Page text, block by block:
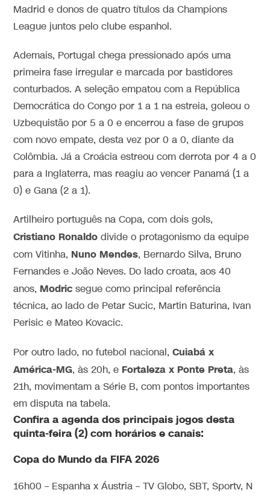
Madrid e donos de quatro títulos da Champions
League juntos pelo clube espanhol.
Ademais, Portugal chega pressionado após uma
primeira fase irregular e marcada por bastidores
conturbados. A seleção empatou com a República
Democrática do Congo por 1 a 1 na estreia, goleou o
Uzbequistão por 5 a 0 e encerrou a fase de grupos
com novo empate, desta vez por 0 a 0, diante da
Colômbia. Já a Croácia estreou com derrota por 4 a 0
para a Inglaterra, mas reagiu ao vencer Panamá (1 a
0) e Gana (2 a 1).
Artilheiro português na Copa, com dois gols,
Cristiano Ronaldo divide o protagonismo da equipe
com Vitinha, Nuno Mendes, Bernardo Silva, Bruno
Fernandes e João Neves. Do lado croata, aos 40
anos, Modric segue como principal referência
técnica, ao lado de Petar Sucic, Martin Baturina, Ivan
Perisic e Mateo Kovacic.
Por outro lado, no futebol nacional,Cuiabá x
América-MG, às 20h, e Fortaleza x Ponte Preta, às
21h, movimentam a Série B, com pontos importantes
em disputa na tabela.
Confira a agenda dos principais jogos desta
quinta-feira (2) com horários e canais:
Copa do Mundo da FIFA 2026
16h00 – Espanha x Áustria – TV Globo, SBT, Sportv, N